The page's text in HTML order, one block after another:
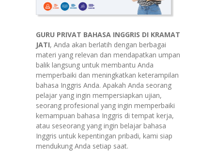
GURU PRIVAT BAHASA INGGRIS DI KRAMAT
JATI, Anda akan berlatih dengan berbagai
materi yang relevan dan mendapatkan umpan
balik langsung untuk membantu Anda
memperbaiki dan meningkatkan keterampilan
bahasa Inggris Anda. Apakah Anda seorang
pelajar yang ingin mempersiapkan ujian,
seorang profesional yang ingin memperbaiki
kemampuan bahasa Inggris di tempat kerja,
atau seseorang yang ingin belajar bahasa
Inggris untuk kepentingan pribadi, kami siap
mendukung Anda setiap saat.